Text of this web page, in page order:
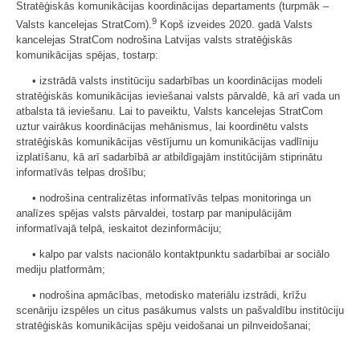
Stratēģiskās komunikācijas koordinācijas departaments (turpmāk –
Valsts kancelejas StratCom). 9 Kopš izveides 2020. gadā Valsts
kancelejas StratCom nodrošina Latvijas valsts stratēģiskās
komunikācijas spējas, tostarp:
• izstrādā valsts institūciju sadarbības un koordinācijas modeli
stratēģiskās komunikācijas ieviešanai valsts pārvaldē, kā arī vada un
atbalsta tā ieviešanu. Lai to paveiktu, Valsts kancelejas StratCom
uztur vairākus koordinācijas mehānismus, lai koordinētu valsts
stratēģiskās komunikācijas vēstījumu un komunikācijas vadlīniju
izplatīšanu, kā arī sadarbībā ar atbildīgajām institūcijām stiprinātu
informatīvās telpas drošību;
• nodrošina centralizētas informatīvās telpas monitoringa un
analīzes spējas valsts pārvaldei, tostarp par manipulācijām
informatīvajā telpā, ieskaitot dezinformāciju;
• kalpo par valsts nacionālo kontaktpunktu sadarbībai ar sociālo
mediju platformām;
• nodrošina apmācības, metodisko materiālu izstrādi, krīžu
scenāriju izspēles un citus pasākumus valsts un pašvaldību institūciju
stratēģiskās komunikācijas spēju veidošanai un pilnveidošanai;